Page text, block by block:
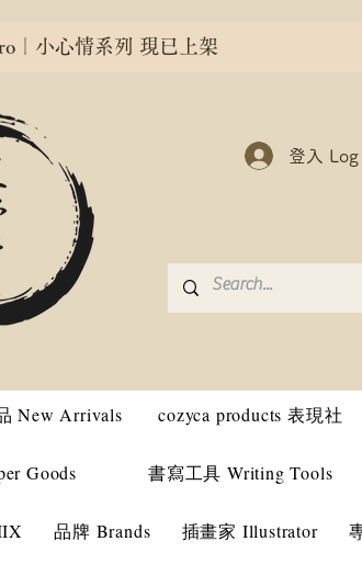
｜小心情系列 現已上架
登入 Log
New Arrivals cozyca products 表現社
Goods 書寫工具 Writing Tools
品牌 Brands 插畫家 Illustrator